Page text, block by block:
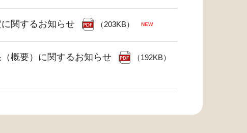
関するお知らせ （203KB）
概要）に関するお知らせ （192KB）